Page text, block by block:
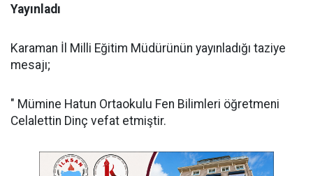
Yayınladı
Karaman İl Milli Eğitim Müdürünün yayınladığı taziye
mesajı;
" Mümine Hatun Ortaokulu Fen Bilimleri öğretmeni
Celalettin Dinç vefat etmiştir.